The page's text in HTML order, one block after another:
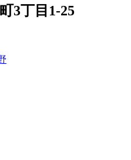
3丁目1-25